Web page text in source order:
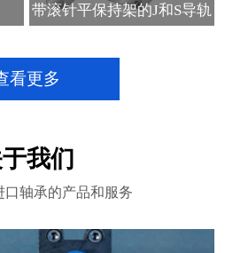
带滚针平保持架的J和S导轨
看更多
我们
口轴承的产品和服务